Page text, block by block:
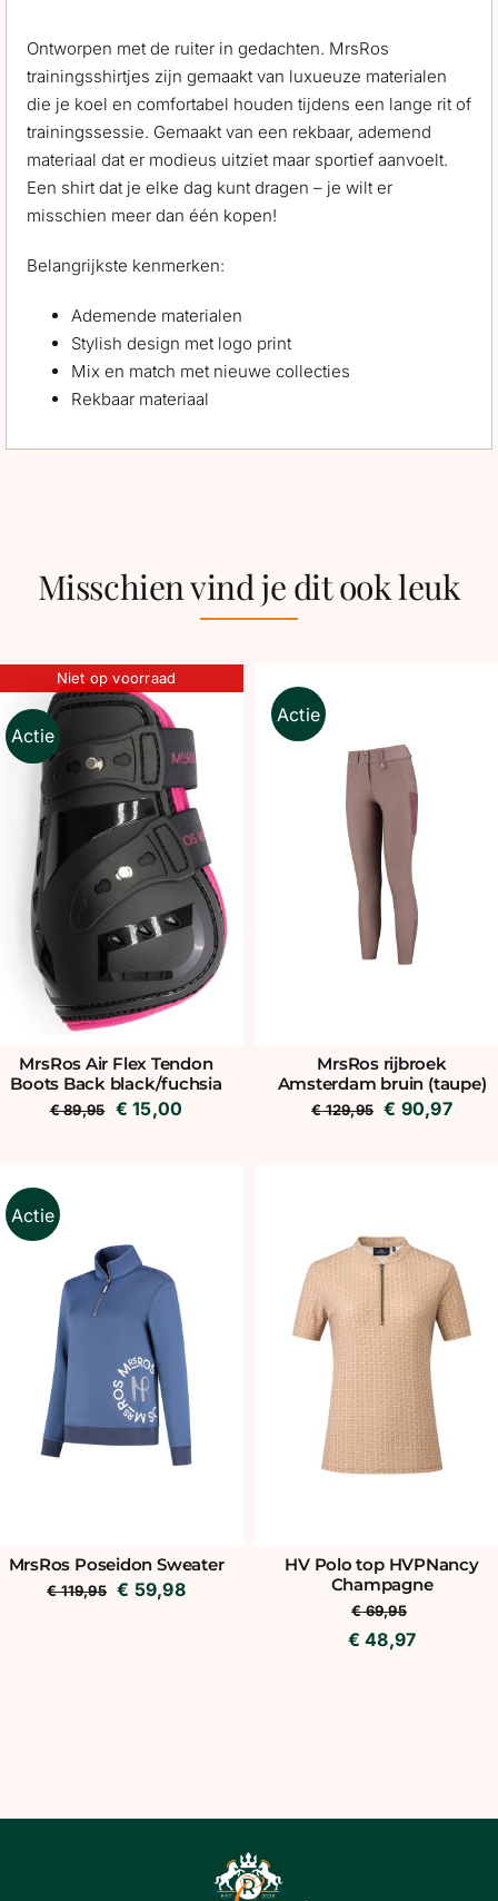
Ontworpen met de ruiter in gedachten. MrsRos
trainingsshirtjes zijn gemaakt van luxueuze materialen
die je koel en comfortabel houden tijdens een lange rit of
trainingssessie. Gemaakt van een rekbaar, ademend
materiaal dat er modieus uitziet maar sportief aanvoelt.
Een shirt dat je elke dag kunt dragen – je wilt er
misschien meer dan één kopen!
Belangrijkste kenmerken:
Ademende materialen
Stylish design met logo print
Mix en match met nieuwe collecties
Rekbaar materiaal
Misschien vind je dit ook leuk
Niet op voorraad
Actie
MrsRos Air Flex Tendon
Boots Back black/fuchsia
€89,95
Oorspronkelijke
€ 15,00
Actie
MrsRos rijbroek
Amsterdam bruin (taupe)
€129,95 € 90,97
Actie
MrsRos Poseidon Sweater
€119,95 Oorspronkelijke
€ 59,98Huidige
HV Polo top HVPNancy
Champagne
€69,95
€ 48,97